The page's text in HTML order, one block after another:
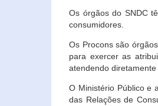
Os órgãos do SNDC
consumidores.
Os Procons são
para exercer as
atendendo
O Ministério Público e
das Relações de